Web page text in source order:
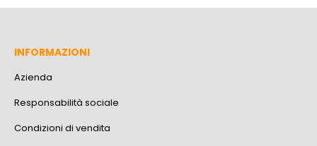
INFORMAZIONI
Azienda
Responsabilità sociale
Condizioni di vendita